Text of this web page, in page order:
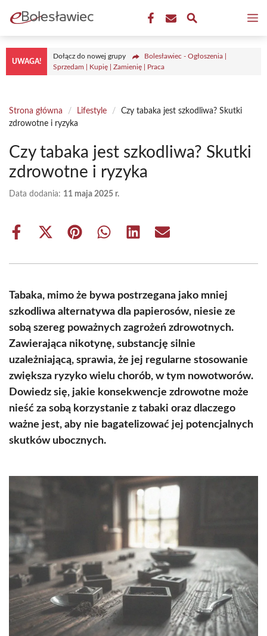
treści
UWAGA!
Dołącz do nowej grupy
Bolesławiec - Ogłoszenia |
Sprzedam | Kupię | Zamienię | Praca
Strona główna / Lifestyle /
Czy tabaka jest szkodliwa? Skutki
zdrowotne i ryzyka
Czy tabaka jest szkodliwa? Skutki
zdrowotne i ryzyka
Data dodania: 11 maja 2025 r.
Share
Share
(Twitter)
Share Share Share Share
Tabaka, mimo że bywa postrzegana jako mniej
szkodliwa alternatywa dla papierosów, niesie ze
sobą szereg poważnych zagrożeń zdrowotnych.
Zawierająca nikotynę, substancję silnie
uzależniającą, sprawia, że jej regularne stosowanie
zwiększa ryzyko wielu chorób, w tym nowotworów.
Dowiedz się, jakie konsekwencje zdrowotne może
nieść za sobą korzystanie z tabaki oraz dlaczego
ważne jest, aby nie bagatelizować jej potencjalnych
skutków ubocznych.